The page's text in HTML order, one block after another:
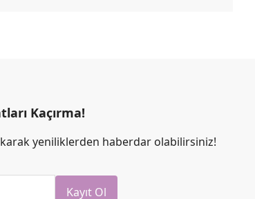
Kaçırma!
yeniliklerden haberdar olabilirsiniz!
Kayıt Ol